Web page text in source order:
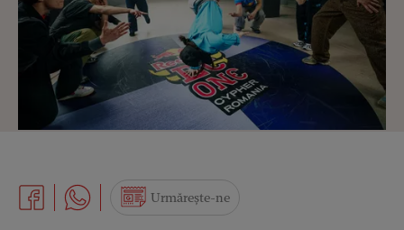
Urmărește-ne